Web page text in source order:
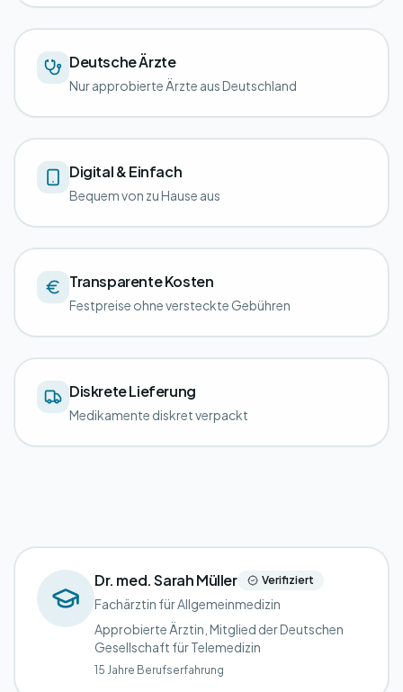
Deutsche Ärzte
Nur approbierte Ärzte aus Deutschland
Digital & Einfach
Bequem von zu Hause aus
Transparente Kosten
Festpreise ohne versteckte Gebühren
Diskrete Lieferung
Medikamente diskret verpackt
Dr. med. Sarah Müller Verifiziert
Fachärztin für Allgemeinmedizin
Approbierte Ärztin, Mitglied der Deutschen
Gesellschaft für Telemedizin
15 Jahre Berufserfahrung